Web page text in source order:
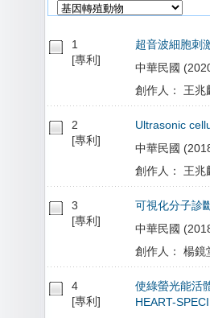
1
[專利]
超音波細胞刺
中華民國
創作人： 王兆
2
[專利]
Ultrasonic
中華民國
創作人： 王兆
3
[專利]
可視化分子診
中華民國
創作人： 楊鏡
4
[專利]
使綠螢光能活
HEART-